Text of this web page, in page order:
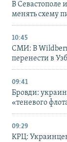
В Севастополе
менять схему
10:45
СМИ: В
перенести в
09:41
Бровди:
«теневого
09:29
КРЦ: